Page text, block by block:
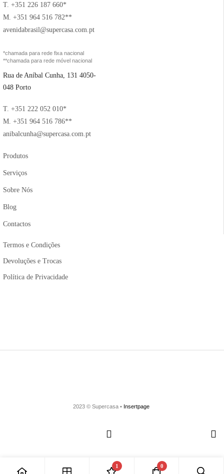
T. +351 226 187 660*
M. +351 964 516 782**
avenidabrasil@supercasa.com.pt
*chamada para rede fixa nacional
**chamada para rede móvel nacional
Rua de Aníbal Cunha, 131 4050-
048 Porto
T. +351 222 052 010*
M. +351 964 516 786**
anibalcunha@supercasa.com.pt
Produtos
Serviços
Sobre Nós
Blog
Contactos
Termos e Condições
Devoluções e Trocas
Política de Privacidade
2023 © Supercasa • Insertpage
1 0